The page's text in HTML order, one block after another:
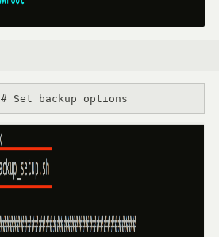
# Set backup options